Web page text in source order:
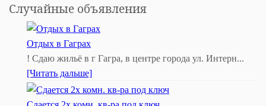
Случайные объявления
Отдых в Гаграх
! Сдаю жильё в г Гагра, в центре города ул. Интерн...
[Читать дальше]